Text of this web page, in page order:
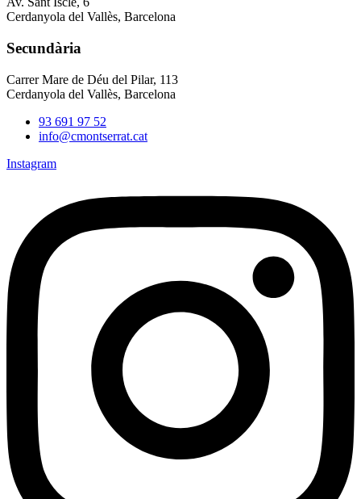
Cerdanyola del Vallès, Barcelona
Secundària
Carrer Mare de Déu del Pilar, 113
Cerdanyola del Vallès, Barcelona
93 691 97 52
info@cmontserrat.cat
Instagram